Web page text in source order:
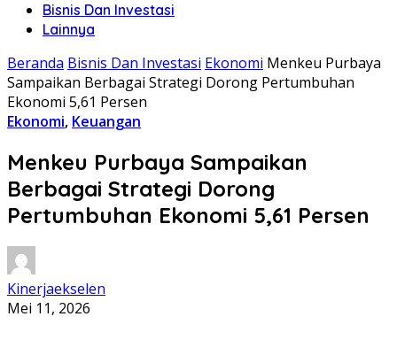
Bisnis Dan Investasi
Lainnya
Beranda Bisnis Dan Investasi Ekonomi Menkeu Purbaya
Sampaikan Berbagai Strategi Dorong Pertumbuhan
Ekonomi 5,61 Persen
Ekonomi, Keuangan
Menkeu Purbaya Sampaikan
Berbagai Strategi Dorong
Pertumbuhan Ekonomi 5,61 Persen
Kinerjaekselen
Mei 11, 2026